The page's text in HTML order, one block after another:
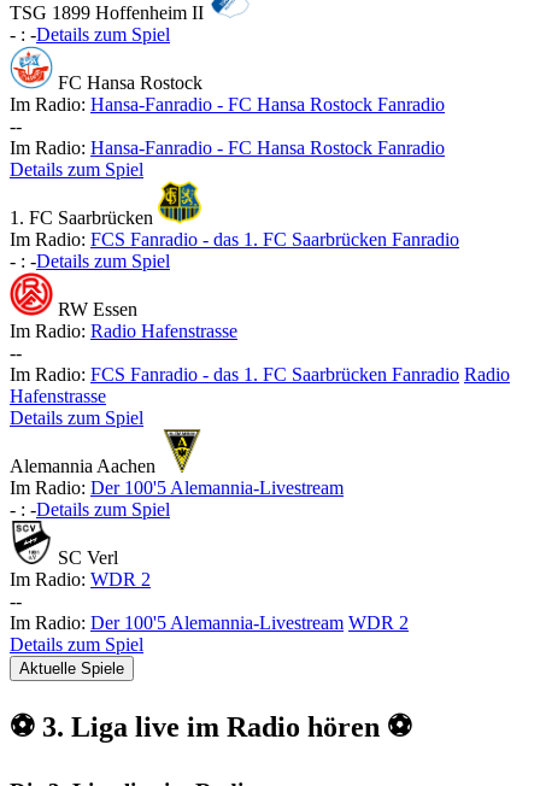
TSG 1899 Hoffenheim II
- : -Details zum Spiel
FC Hansa Rostock
Im Radio: Hansa-Fanradio - FC Hansa Rostock Fanradio
--
Im Radio: Hansa-Fanradio - FC Hansa Rostock Fanradio
Details zum Spiel
1. FC Saarbrücken
Im Radio: FCS Fanradio - das 1. FC Saarbrücken Fanradio
- : -Details zum Spiel
RW Essen
Im Radio: Radio Hafenstrasse
--
Im Radio: FCS Fanradio - das 1. FC Saarbrücken Fanradio Radio
Hafenstrasse
Details zum Spiel
Alemannia Aachen
Im Radio: Der 100'5 Alemannia-Livestream
- : -Details zum Spiel
SC Verl
Im Radio: WDR 2
--
Im Radio: Der 100'5 Alemannia-Livestream WDR 2
Details zum Spiel
Aktuelle Spiele
⚽ 3. Liga live im Radio hören ⚽